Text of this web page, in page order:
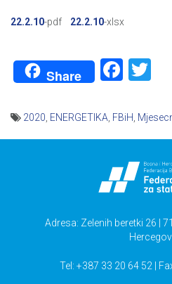
22.2.10-pdf 22.2.10-xlsx
Share
2020 ENERGETIKA FBiH
Adresa: Zelenih beretki 26 |
Tel: +387 33 20 64 52 |